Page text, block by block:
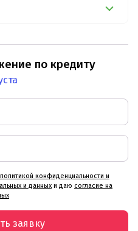
по кредиту
политикой конфиденциальности и
и данных и даю согласие на
заявку